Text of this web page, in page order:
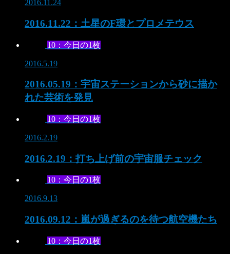
2016.11.24
2016.11.22：土星のF環とプロメテウス
10：今日の1枚
2016.5.19
2016.05.19：宇宙ステーションから砂に描か
れた芸術を発見
10：今日の1枚
2016.2.19
2016.2.19：打ち上げ前の宇宙服チェック
10：今日の1枚
2016.9.13
2016.09.12：嵐が過ぎるのを待つ航空機たち
10：今日の1枚